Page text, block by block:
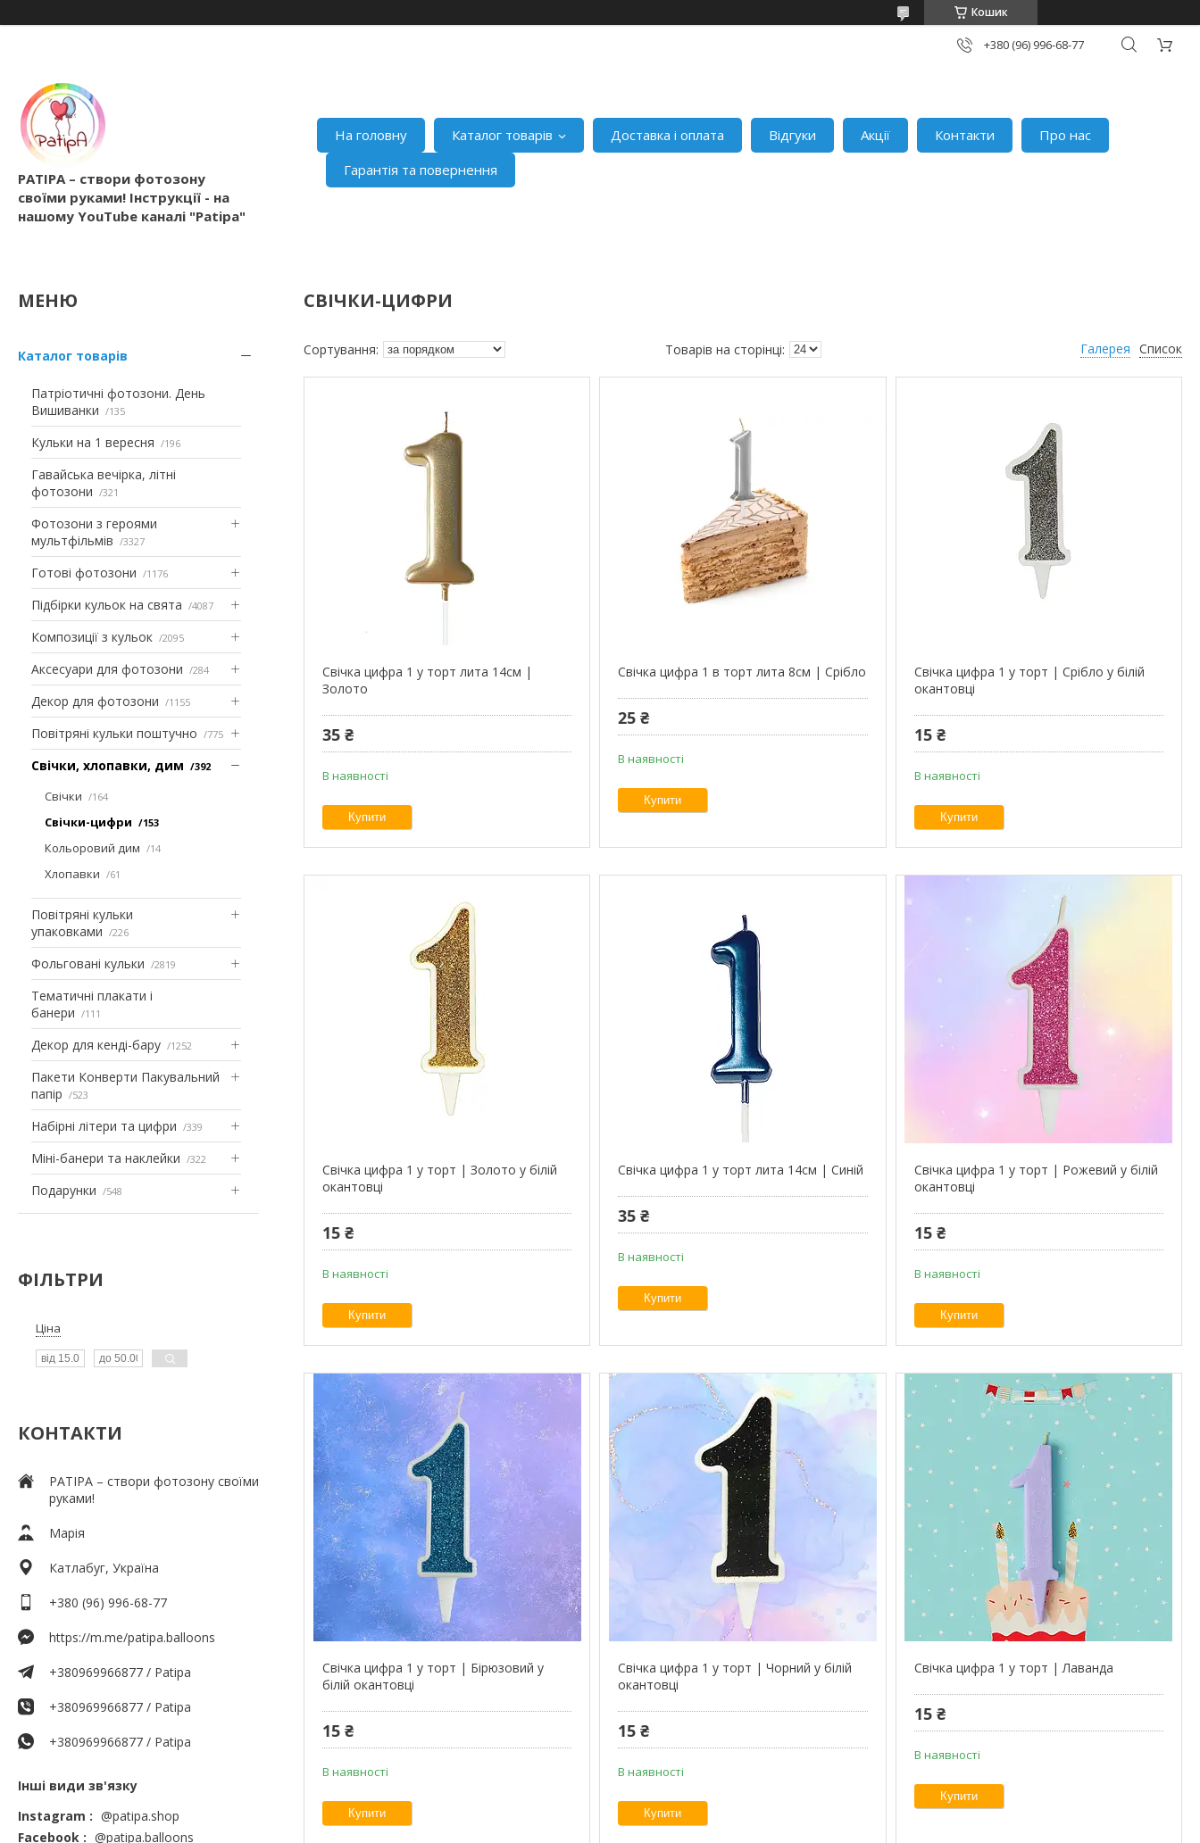
Кошик
+380 (96) 996-68-77
PATIPA – створи фотозону
своїми руками! Інструкції - на
нашому YouTube каналі "Patipa"
На головну Каталог товарів Доставка і оплата Відгуки Акції Контакти
Про нас
Гарантія та повернення
Каталог товарів
Патріотичні фотозони. День
Вишиванки
135
Кульки на 1 вересня 196
Гавайська вечірка, літні
фотозони
321
Фотозони з героями
мультфільмів
3327
Готові фотозони 1176
Підбірки кульок на свята 4087
Композиції з кульок 2095
Аксесуари для фотозони 284
Декор для фотозони 1155
Повітряні кульки поштучно 775
Свічки, хлопавки, дим 392
Свічки 164
Свічки-цифри 153
Кольоровий дим 14
Хлопавки 61
Повітряні кульки
упаковками
226
Фольговані кульки 2819
Тематичні плакати і
банери
111
Декор для кенді-бару 1252
Пакети Конверти Пакувальний
папір
523
Набірні літери та цифри 339
Міні-банери та наклейки 322
Подарунки 548
ФІЛЬТРИ
Ціна
КОНТАКТИ
PATIPA – створи фотозону своїми
руками!
Марія
Катлабуг, Україна
+380 (96) 996-68-77
https://m.me/patipa.balloons
+380969966877 / Patipa
+380969966877 / Patipa
+380969966877 / Patipa
Інші види зв'язку
Instagram
@patipa.shop
Facebook
@patipa.balloons
СВІЧКИ-ЦИФРИ
Галерея Список
Свічка цифра 1 у торт лита 14см |
Золото
35 ₴
В наявності
Купити
Свічка цифра 1 в торт лита 8см | Срібло
25 ₴
В наявності
Купити
Свічка цифра 1 у торт | Срібло у білій
окантовці
15 ₴
В наявності
Купити
Свічка цифра 1 у торт | Золото у білій
окантовці
15 ₴
В наявності
Купити
Свічка цифра 1 у торт лита 14см | Синій
35 ₴
В наявності
Купити
Свічка цифра 1 у торт | Рожевий у білій
окантовці
15 ₴
В наявності
Купити
Свічка цифра 1 у торт | Бірюзовий у
білій окантовці
15 ₴
В наявності
Купити
Свічка цифра 1 у торт | Чорний у білій
окантовці
15 ₴
В наявності
Купити
Свічка цифра 1 у торт | Лаванда
15 ₴
В наявності
Купити